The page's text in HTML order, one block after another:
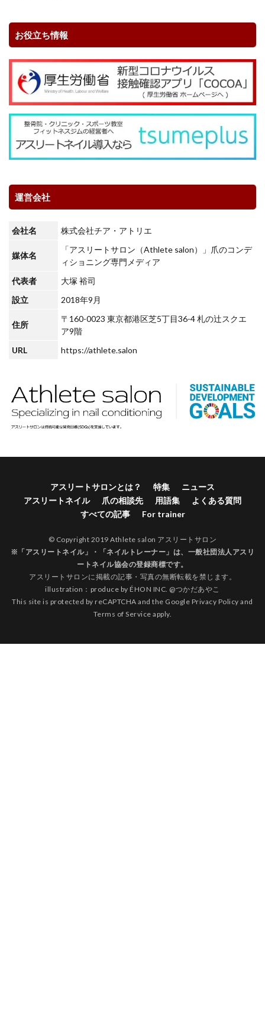
お役立ち情報
運営会社
会社名 株式会社チア・アトリエ
媒体名
「アスリートサロン（Athlete salon）」爪のコンデ
ィショニング専門メディア
代表者
大塚 裕司
設立
2018年9月
住所
〒160-0023 東京都港区芝5丁目36-4 札の辻スクエ
ア9階
URL
https://athlete.salon
アスリートサロンとは？ 特集
ニュース
アスリートネイル
爪の相談先 用語集
よくある質問
すべての記事
For trainer
© Copyright 2019 Athlete salon アスリートサロン
※「アスリートネイル」・「ネイルトレーナー」は、 一般社団法人アスリ
ートネイル協会の登録商標です。
アスリートサロンに掲載の記事・写真の無断転載を禁じます。
illustration：produce by ÉHON INC. @つかだあやこ
This site is protected by reCAPTCHA and the Google Privacy Policy and
Terms of Service apply.